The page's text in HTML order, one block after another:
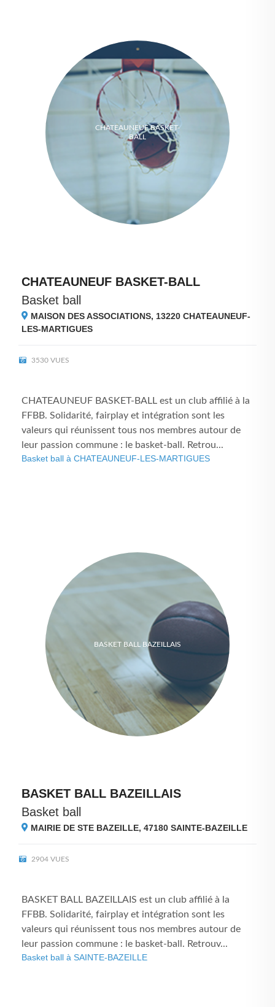
CHATEAUNEUF BASKET-
BALL
CHATEAUNEUF BASKET-BALL
Basket ball
MAISON DES ASSOCIATIONS, 13220 CHATEAUNEUF-
LES-MARTIGUES
3530 VUES
CHATEAUNEUF BASKET-BALL est un club affilié à la
FFBB. Solidarité, fairplay et intégration sont les
valeurs qui réunissent tous nos membres autour de
leur passion commune : le basket-ball. Retrou...
Basket ball à CHATEAUNEUF-LES-MARTIGUES
BASKET BALL BAZEILLAIS
BASKET BALL BAZEILLAIS
Basket ball
MAIRIE DE STE BAZEILLE, 47180 SAINTE-BAZEILLE
2904 VUES
BASKET BALL BAZEILLAIS est un club affilié à la
FFBB. Solidarité, fairplay et intégration sont les
valeurs qui réunissent tous nos membres autour de
leur passion commune : le basket-ball. Retrouv...
Basket ball à SAINTE-BAZEILLE